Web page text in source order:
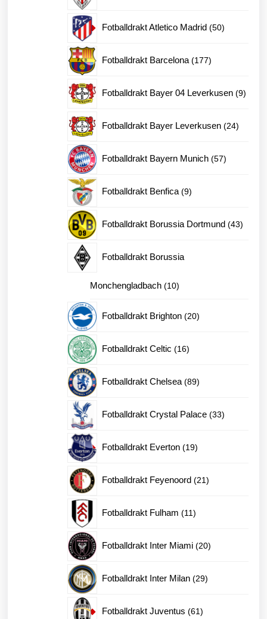
Fotballdrakt Atletico Madrid 5050
Fotballdrakt Barcelona 177177
Fotballdrakt Bayer 04 Leverkusen 99
Fotballdrakt Bayer Leverkusen 2424
Fotballdrakt Bayern Munich 5757
Fotballdrakt Benfica 99
Fotballdrakt Borussia Dortmund 4343
Fotballdrakt Borussia
Monchengladbach 1010
Fotballdrakt Brighton 2020
Fotballdrakt Celtic 1616
Fotballdrakt Chelsea 8989
Fotballdrakt Crystal Palace 3333
Fotballdrakt Everton 1919
Fotballdrakt Feyenoord 2121
Fotballdrakt Fulham 1111
Fotballdrakt Inter Miami 2020
Fotballdrakt Inter Milan 2929
Fotballdrakt Juventus 6161